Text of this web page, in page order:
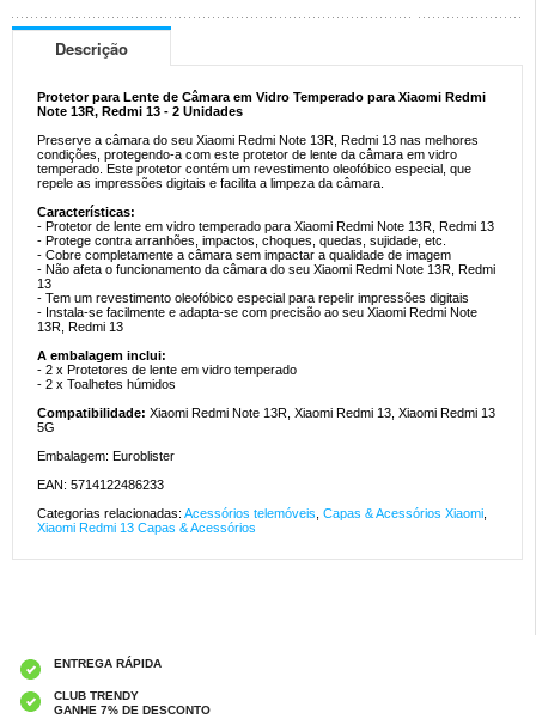
Descrição
Protetor para Lente de Câmara em Vidro Temperado para Xiaomi Redmi
Note 13R, Redmi 13 - 2 Unidades
Preserve a câmara do seu Xiaomi Redmi Note 13R, Redmi 13 nas melhores
condições, protegendo-a com este protetor de lente da câmara em vidro
temperado. Este protetor contém um revestimento oleofóbico especial, que
repele as impressões digitais e facilita a limpeza da câmara.
Características:
- Protetor de lente em vidro temperado para Xiaomi Redmi Note 13R, Redmi 13
- Protege contra arranhões, impactos, choques, quedas, sujidade, etc.
- Cobre completamente a câmara sem impactar a qualidade de imagem
- Não afeta o funcionamento da câmara do seu Xiaomi Redmi Note 13R, Redmi
13
- Tem um revestimento oleofóbico especial para repelir impressões digitais
- Instala-se facilmente e adapta-se com precisão ao seu Xiaomi Redmi Note
13R, Redmi 13
A embalagem inclui:
- 2 x Protetores de lente em vidro temperado
- 2 x Toalhetes húmidos
Compatibilidade: Xiaomi Redmi Note 13R, Xiaomi Redmi 13, Xiaomi Redmi 13
5G
Embalagem: Euroblister
EAN: 5714122486233
Categorias relacionadas: Acessórios telemóveis Capas & Acessórios Xiaomi
Xiaomi Redmi 13 Capas & Acessórios
ENTREGA RÁPIDA
CLUB TRENDY
GANHE 7% DE DESCONTO